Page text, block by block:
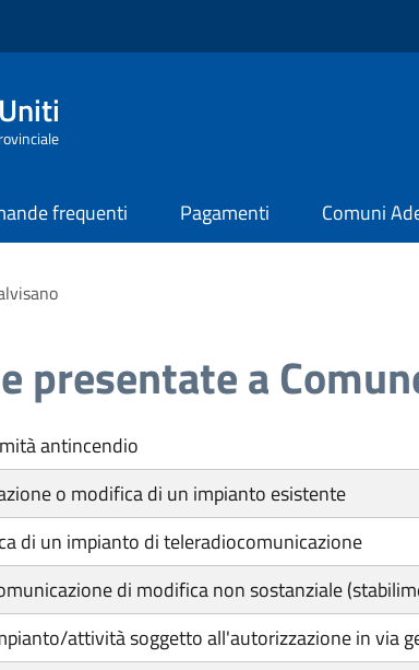
frequenti Pagamenti Comuni
presentate a
antincendio
o modifica di un impianto esistente
di un impianto di teleradiocomunicazione
di modifica non sostanziale
attività soggetto all'autorizzazione in via